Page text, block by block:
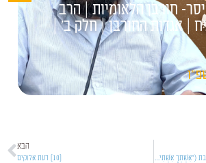
חורבן הלאומיות | הרב
| אגדות החורבן | חלק ב' |
כיצד צומחת אמונה [7] מסכת שבת ("אִשְׁתְּךָ אִשְׁתִּי, וּבָנֶיךָ בָּנַי" חלק ב')
הבא